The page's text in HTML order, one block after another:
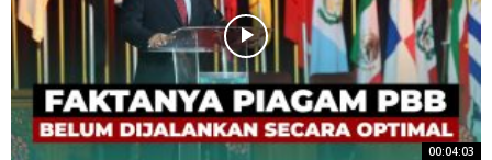
00:04:03